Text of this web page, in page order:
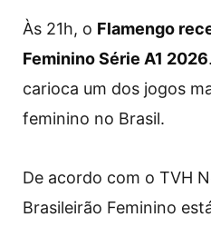
Às 21h, o Flamengo
Feminino Série A1 2026
carioca um dos jogos
feminino no Brasil.
De acordo com o TVH
Brasileirão Feminino